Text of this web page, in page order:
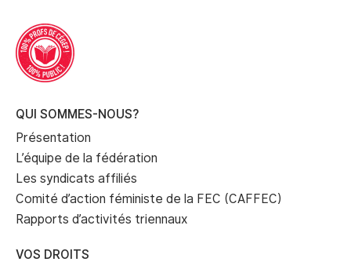
QUI SOMMES-NOUS?
Présentation
L’équipe de la fédération
Les syndicats affiliés
Comité d’action féministe de la FEC (CAFFEC)
Rapports d’activités triennaux
VOS DROITS